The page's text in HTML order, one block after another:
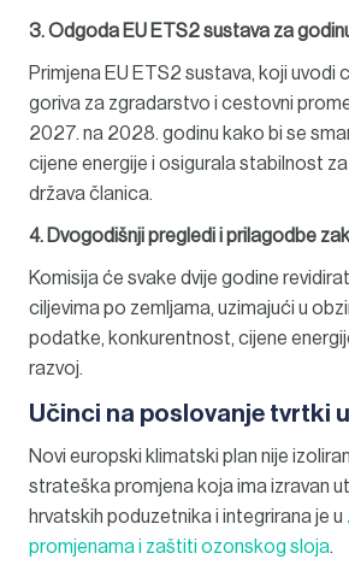
3. Odgoda EU ETS2 sustava za
Primjena EU ETS2 sustava, koji uvodi
goriva za zgradarstvo i cestovni
2027. na 2028. godinu kako bi se
cijene energije i osigurala stabilnost
država članica.
4. Dvogodišnji pregledi i prilagodbe
Komisija će svake dvije godine
ciljevima po zemljama, uzimajući u
podatke, konkurentnost, cijene
razvoj.
Učinci na poslovanje tvrtki
Novi europski klimatski plan nije
strateška promjena koja ima izravan
hrvatskih poduzetnika i integrirana je u
promjenama i zaštiti ozonskog sloja.